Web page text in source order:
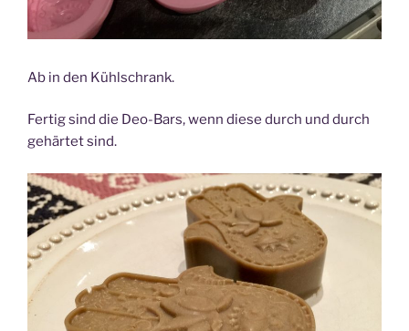
Ab in den Kühlschrank.
Fertig sind die Deo-Bars, wenn diese durch und durch
gehärtet sind.